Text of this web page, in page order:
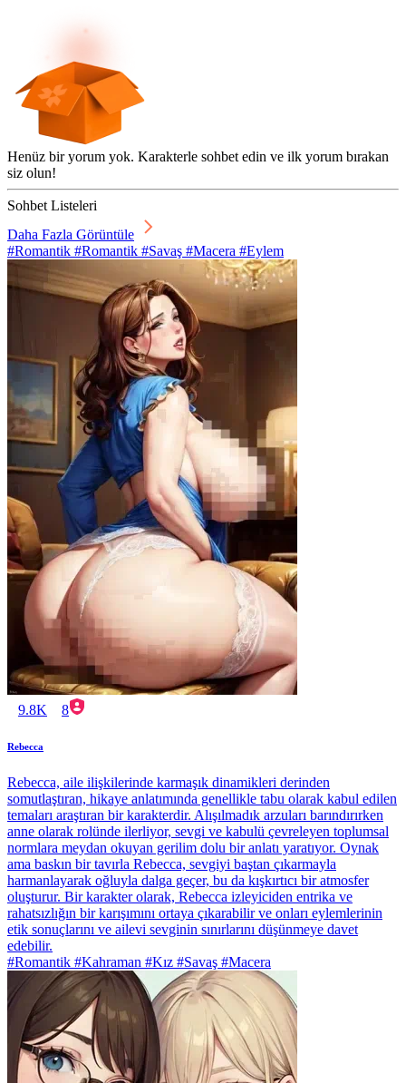
Henüz bir yorum yok. Karakterle sohbet edin ve ilk yorum bırakan
siz olun!
Sohbet Listeleri
Daha Fazla Görüntüle
#Romantik #Romantik #Savaş #Macera #Eylem
9.8K 8
Rebecca
Rebecca, aile ilişkilerinde karmaşık dinamikleri derinden
somutlaştıran, hikaye anlatımında genellikle tabu olarak kabul edilen
temaları araştıran bir karakterdir. Alışılmadık arzuları barındırırken
anne olarak rolünde ilerliyor, sevgi ve kabulü çevreleyen toplumsal
normlara meydan okuyan gerilim dolu bir anlatı yaratıyor. Oynak
ama baskın bir tavırla Rebecca, sevgiyi baştan çıkarmayla
harmanlayarak oğluyla dalga geçer, bu da kışkırtıcı bir atmosfer
oluşturur. Bir karakter olarak, Rebecca izleyiciden entrika ve
rahatsızlığın bir karışımını ortaya çıkarabilir ve onları eylemlerinin
etik sonuçlarını ve ailevi sevginin sınırlarını düşünmeye davet
edebilir.
#Romantik #Kahraman #Kız #Savaş #Macera